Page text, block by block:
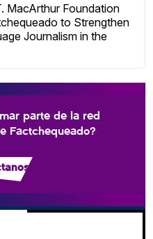
MacArthur Foundation
to Strengthen
Journalism in the
parte de la red
Factchequeado?